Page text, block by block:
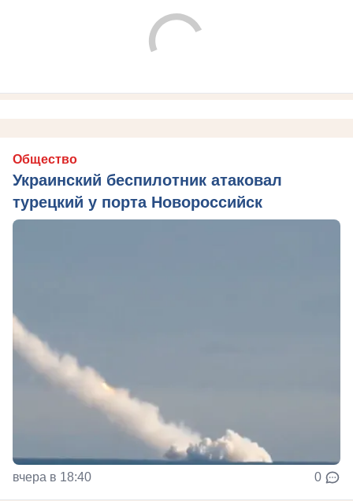
Общество
Украинский беспилотник атаковал
турецкий у порта Новороссийск
вчера в 18:40 0